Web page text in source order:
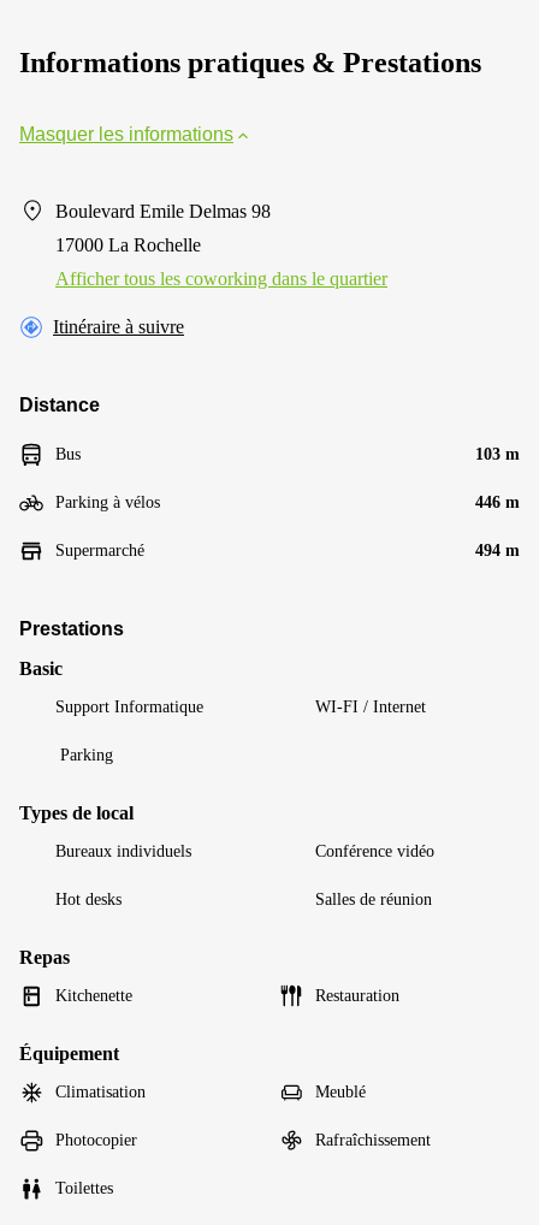
Informations pratiques & Prestations
Masquer les informations
Boulevard Emile Delmas 98
17000 La Rochelle
Afficher tous les сoworking dans le quartier
Itinéraire à suivre
Distance
Bus 103 m
Parking à vélos 446 m
Supermarché 494 m
Prestations
Basic
Support Informatique WI-FI / Internet
Parking
Types de local
Bureaux individuels Conférence vidéo
Hot desks Salles de réunion
Repas
Kitchenette Restauration
Équipement
Climatisation Meublé
Photocopier Rafraîchissement
Toilettes